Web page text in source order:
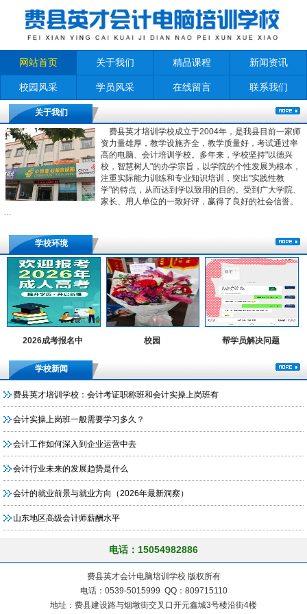
网站首页 关于我们 精品课程 新闻资讯
校园风采 学员风采 在线留言 联系我们
关于我们
费县英才培训学校成立于2004年，是我县目前一家师
资力量雄厚，教学设施齐全，教学质量好，考试通过率
高的电脑、会计培训学校。多年来，学校坚持"以德兴
校，智慧树人"的办学宗旨，以学院的个性发展为根本，
注重实际能力训练和专业知识培训，突出"实践性教
学"的特点，从而达到学以致用的目的。受到广大学院、
家长、用人单位的一致好评，赢得了良好的社会信誉。
…
学校环境
2026成考报名中 校园 帮学员解决问题
学校新闻
费县英才培训学校：会计考证职称班和会计实操上岗班有
会计实操上岗班一般需要学习多久？
会计工作如何深入到企业运营中去
会计行业未来的发展趋势是什么
会计的就业前景与就业方向（2026年最新洞察）
山东地区高级会计师薪酬水平
电话：15054982886
费县英才会计电脑培训学校 版权所有
电话：0539-5015999 QQ：809715110
地址：费县建设路与烟墩街交叉口开元鑫城3号楼沿街4楼